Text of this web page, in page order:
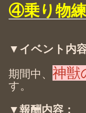
④乗り物
▼イベント内
期間中、 神獣
す。
▼報酬内容：